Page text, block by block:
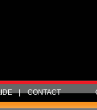
| CONTACT